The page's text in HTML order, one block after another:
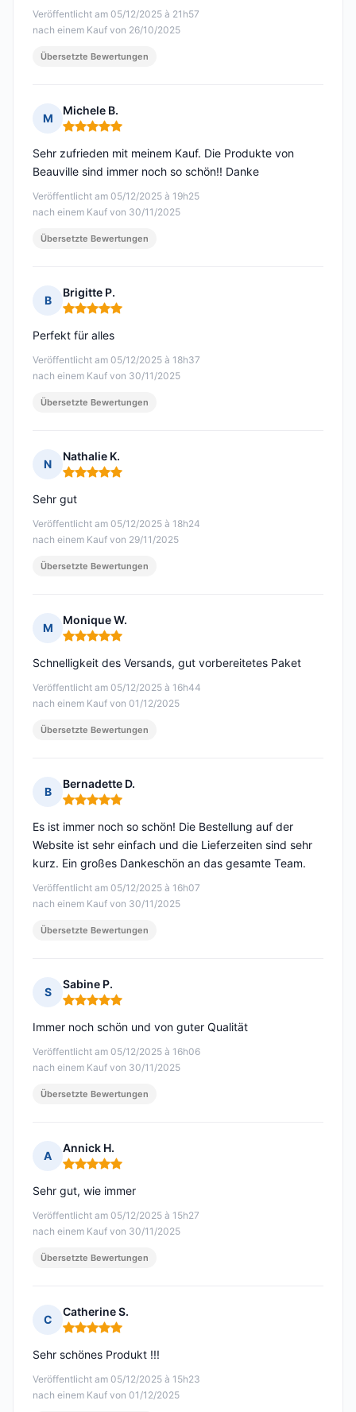
Veröffentlicht am 05/12/2025 à 21h57
nach einem Kauf von 26/10/2025
Übersetzte Bewertungen
M
Michele B.
Hinweis: 5 von 5
Veröffentlicht am 05/12/2025 à 19h25
nach einem Kauf von 30/11/2025
Sehr zufrieden mit meinem Kauf. Die Produkte von
Beauville sind immer noch so schön!! Danke
Übersetzte Bewertungen
B
Brigitte P.
Hinweis: 5 von 5
Veröffentlicht am 05/12/2025 à 18h37
nach einem Kauf von 30/11/2025
Perfekt für alles
Übersetzte Bewertungen
N
Nathalie K.
Hinweis: 5 von 5
Veröffentlicht am 05/12/2025 à 18h24
nach einem Kauf von 29/11/2025
Sehr gut
Übersetzte Bewertungen
M
Monique W.
Hinweis: 5 von 5
Veröffentlicht am 05/12/2025 à 16h44
nach einem Kauf von 01/12/2025
Schnelligkeit des Versands, gut vorbereitetes Paket
Übersetzte Bewertungen
B
Bernadette D.
Hinweis: 5 von 5
Veröffentlicht am 05/12/2025 à 16h07
nach einem Kauf von 30/11/2025
Es ist immer noch so schön! Die Bestellung auf der
Website ist sehr einfach und die Lieferzeiten sind sehr
kurz. Ein großes Dankeschön an das gesamte Team.
Übersetzte Bewertungen
S
Sabine P.
Hinweis: 5 von 5
Veröffentlicht am 05/12/2025 à 16h06
nach einem Kauf von 30/11/2025
Immer noch schön und von guter Qualität
Übersetzte Bewertungen
A
Annick H.
Hinweis: 5 von 5
Veröffentlicht am 05/12/2025 à 15h27
nach einem Kauf von 30/11/2025
Sehr gut, wie immer
Übersetzte Bewertungen
C
Catherine S.
Hinweis: 5 von 5
Veröffentlicht am 05/12/2025 à 15h23
nach einem Kauf von 01/12/2025
Sehr schönes Produkt !!!